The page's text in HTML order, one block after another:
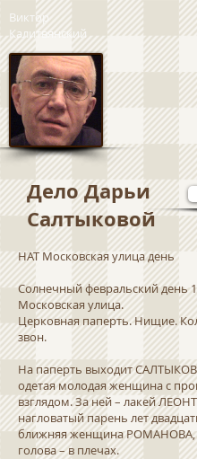
Виктор
Калитвянский
Дело Дарьи
Салтыковой
НАТ Московская улица день
Солнечный февральский день
Московская улица.
Церковная паперть. Нищие.
звон.
На паперть выходит
одетая молодая женщина с
взглядом. За ней – лакей
нагловатый парень лет
ближняя женщина РОМАНОВА,
голова – в плечах.